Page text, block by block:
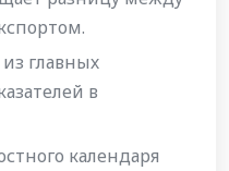
главных
в
календаря